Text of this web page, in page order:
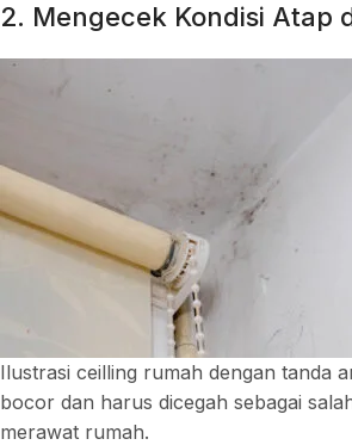
2. Mengecek Kondisi Atap
Ilustrasi ceilling rumah dengan tanda
bocor dan harus dicegah sebagai
merawat rumah.